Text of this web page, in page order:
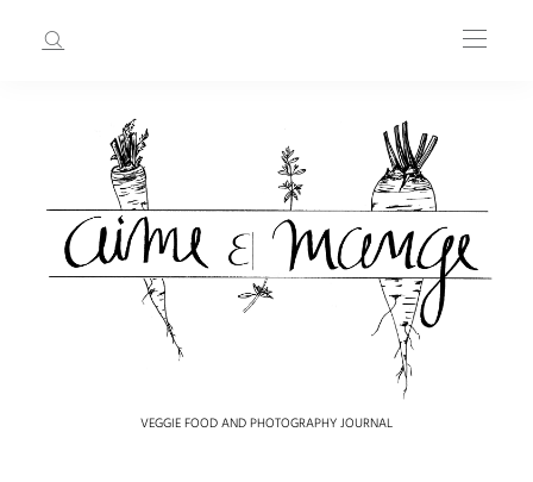
VEGGIE FOOD AND PHOTOGRAPHY JOURNAL